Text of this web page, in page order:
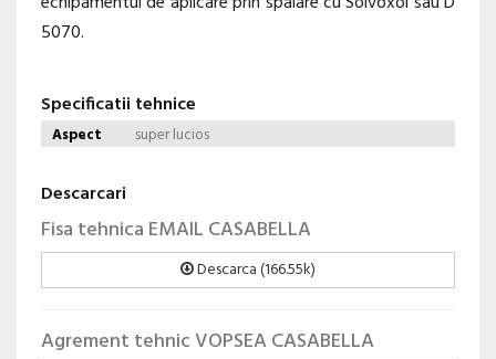
5070.
Specificatii tehnice
Aspect super lucios
Descarcari
Fisa tehnica EMAIL CASABELLA
Descarca (166.55k)
Agrement tehnic VOPSEA CASABELLA